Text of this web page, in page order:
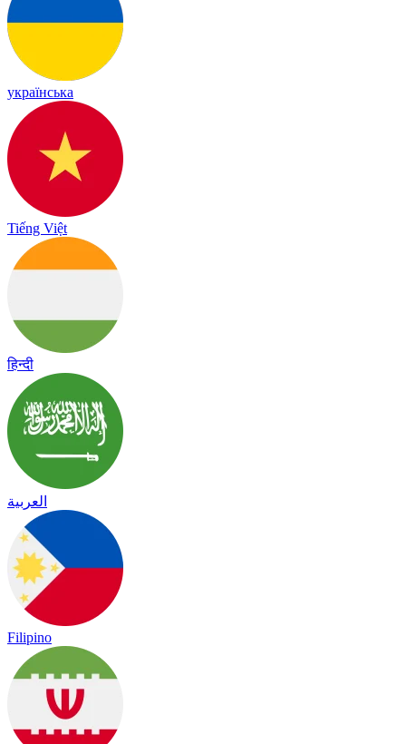
українська
Tiếng Việt
हिन्दी
العربية
Filipino